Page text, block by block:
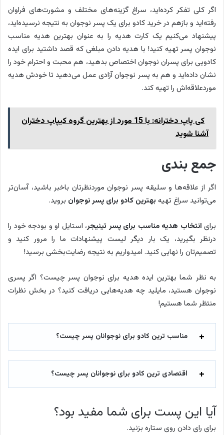
اگر کلی تفکر کرده‌اید، سراغ گزینه‌های مختلف و مشورت‌های فراوان
رفته‌اید و بازهم در خرید کادو برای یک پسر نوجوان به نتیجه نرسیده‌اید،
پیشنهاد می‌کنیم یک کارت هدیه را به عنوان بهترین هدیه مناسب
نوجوان پسر تهیه کنید! با هدیه دادن مبلغی که قصد داشتید برای ایده
کادویی برای پسران نوجوان اختصاص بدهید، هم محبت و احترام خود را
نشان داده‌اید و هم به پسر نوجوان آزادی عمل می‌دهید تا خودش هدیه
موردعلاقه‌اش را تهیه کند.
کی پاپ دخترانه: با 15 مورد از بهترین گروه کیپاپ دختران
آشنا شوید
جمع بندی
اگر از علاقه‌ها و سلیقه پسر نوجوان موردنظرتان باخبر باشید، آسان‌تر
می‌توانید سراغ تهیه بهترین کادو برای پسر نوجوان بروید.
برای انتخاب هدیه مناسب برای پسر تینیجر، استایل او و بودجه خود را
درنظر بگیرید، یک بار دیگر لیست پیشنهادات ما را مرور کنید و
تصمیم‎‌تان را نهایی کنید. امیدواریم به نتیجه رضایت‌بخشی برسید!
به نظر شما بهترین ایده هدیه برای نوجوان پسر چیست؟ اگر پسری
نوجوان هستید، مایلید چه هدیه‌هایی دریافت کنید؟ در بخش نظرات
منتظر شما هستیم!
مناسب ترین کادو برای نوجوانان پسر چیست؟
اقتصادی ترین کادو برای نوجوانان پسر چیست؟
آیا این پست برای شما مفید بود؟
برای رای دادن روی ستاره بزنید.